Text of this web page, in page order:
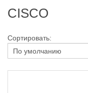
CISCO
Сортировать: